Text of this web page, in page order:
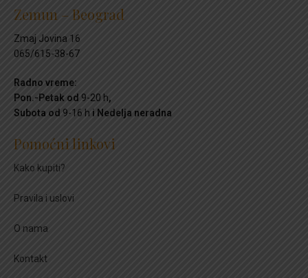
Zemun – Beograd
Zmaj Jovina 16
065/615-38-67
Radno vreme:
Pon.-Petak od 9-20 h,
Subota od 9-16 h i Nedelja neradna
Pomoćni linkovi
Kako kupiti?
Pravila i uslovi
O nama
Kontakt